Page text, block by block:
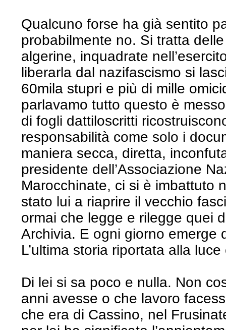
Qualcuno forse ha già sentito
probabilmente no. Si tratta
algerine, inquadrate
liberarla dal nazifascismo si
60mila stupri e più di mille
parlavamo tutto questo è
di fogli dattiloscritti
responsabilità come solo i
maniera secca, diretta,
presidente dell’Associazione
Marocchinate, ci si è imbattuto
stato lui a riaprire il vecchio
ormai che legge e rilegge quei
Archivia. E ogni giorno emerge
L’ultima storia riportata alla
Di lei si sa poco e nulla. Non
anni avesse o che lavoro
che era di Cassino, nel